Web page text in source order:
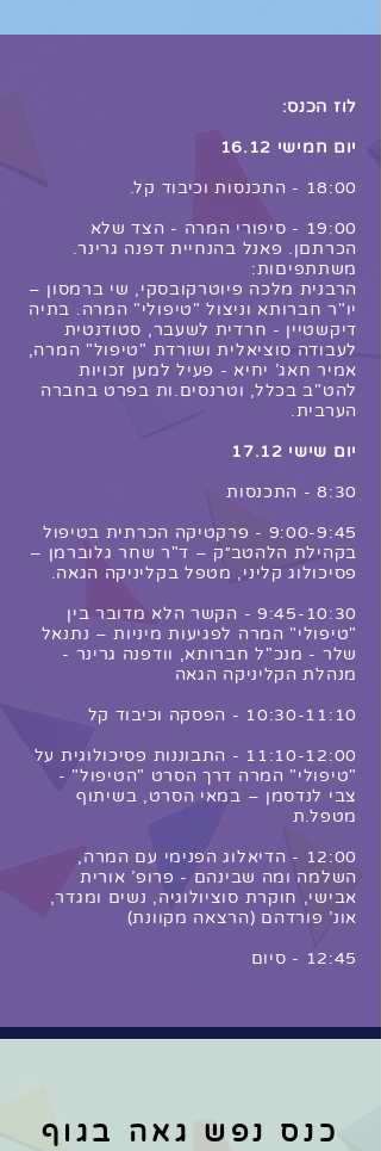
לוז הכנס:
יום חמישי 16.12
18:00 - התכנסות וכיבוד קל.
19:00 - סיפורי המרה - הצד שלא
הכרתםן. פאנל בהנחיית דפנה גרינר.
משתתפיםות:
הרבנית מלכה פיוטרקובסקי, שי ברמסון –
יו"ר חברותא וניצול "טיפולי" המרה. בתיה
דיקשטיין - חרדית לשעבר, סטודנטית
לעבודה סוציאלית ושורדת "טיפול" המרה,
אמיר חאג' יחיא - פעיל למען זכויות
להט"ב בכלל, וטרנסים.ות בפרט בחברה
הערבית.
יום שישי 17.12
8:30 - התכנסות
9:00-9:45 - פרקטיקה הכרתית בטיפול
בקהילת הלהטב״ק – ד"ר שחר גלוברמן –
פסיכולוג קליני, מטפל בקליניקה הגאה.
9:45-10:30 - הקשר הלא מדובר בין
"טיפולי" המרה לפגיעות מיניות – נתנאל
שלר - מנכ"ל חברותא, וודפנה גרינר -
מנהלת הקליניקה הגאה
10:30-11:10 - הפסקה וכיבוד קל
11:10-12:00 - התבוננות פסיכולוגית על
"טיפולי" המרה דרך הסרט "הטיפול" -
צבי לנדסמן – במאי הסרט, בשיתוף
מטפל.ת
12:00 - הדיאלוג הפנימי עם המרה,
השלמה ומה שבינהם - פרופ' אורית
אבישי, חוקרת סוציולוגיה, נשים ומגדר,
אונ' פורדהם (הרצאה מקוונת)
12:45 - סיום
כנס נפש גאה בגוף